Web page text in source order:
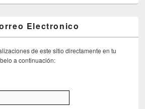
Electronico
de este sitio directamente en tu
a continuación: